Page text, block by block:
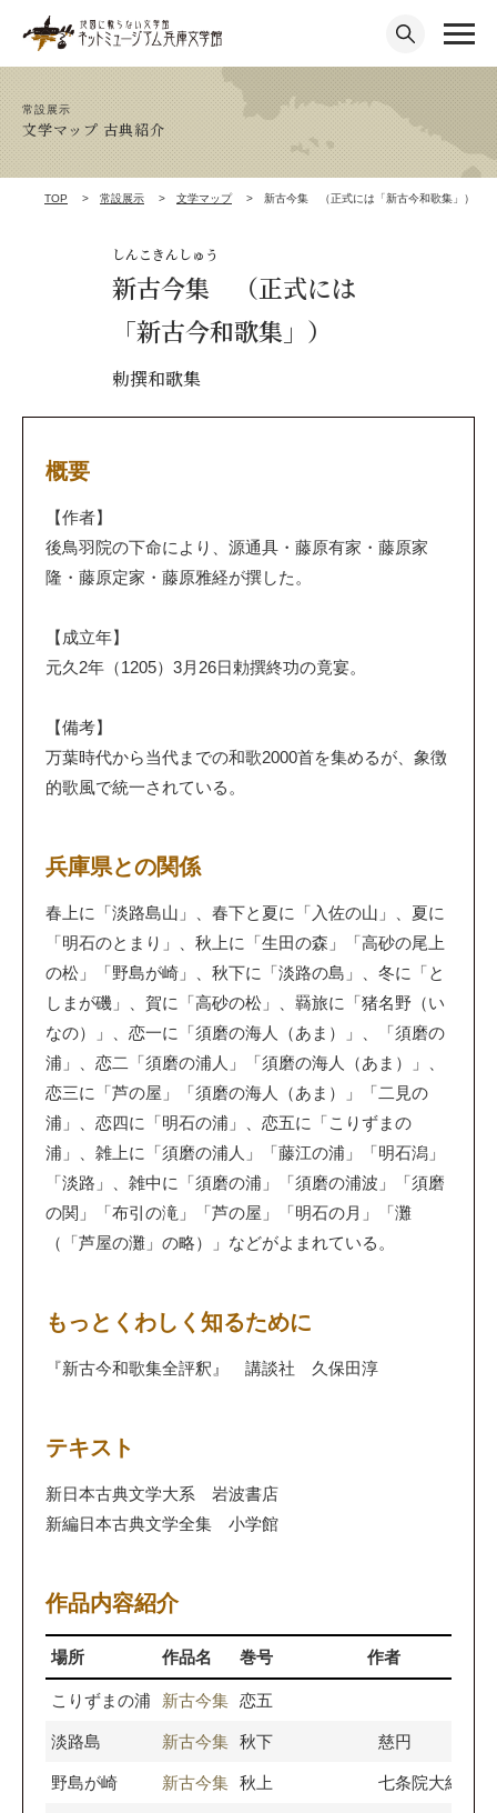
常設展示
文学マップ 古典紹介
TOP 常設展示 文学マップ 新古今集 （正式には「新古今和歌集」）
しんこきんしゅう
新古今集 （正式には
「新古今和歌集」）
勅撰和歌集
概要
【作者】
後鳥羽院の下命により、源通具・藤原有家・藤原家
隆・藤原定家・藤原雅経が撰した。
【成立年】
元久2年（1205）3月26日勅撰終功の竟宴。
【備考】
万葉時代から当代までの和歌2000首を集めるが、象徴
的歌風で統一されている。
兵庫県との関係
春上に「淡路島山」、春下と夏に「入佐の山」、夏に
「明石のとまり」、秋上に「生田の森」「高砂の尾上
の松」「野島が崎」、秋下に「淡路の島」、冬に「と
しまが磯」、賀に「高砂の松」、羇旅に「猪名野（い
なの）」、恋一に「須磨の海人（あま）」、「須磨の
浦」、恋二「須磨の浦人」「須磨の海人（あま）」、
恋三に「芦の屋」「須磨の海人（あま）」「二見の
浦」、恋四に「明石の浦」、恋五に「こりずまの
浦」、雑上に「須磨の浦人」「藤江の浦」「明石潟」
「淡路」、雑中に「須磨の浦」「須磨の浦波」「須磨
の関」「布引の滝」「芦の屋」「明石の月」「灘
（「芦屋の灘」の略）」などがよまれている。
もっとくわしく知るために
『新古今和歌集全評釈』 講談社 久保田淳
テキスト
新日本古典文学大系 岩波書店
新編日本古典文学全集 小学館
作品内容紹介
場所 作品名 巻号 作者
こりずまの浦 新古今集 恋五
淡路島 新古今集 秋下 慈円
野島が崎 新古今集 秋上 七条院大納言